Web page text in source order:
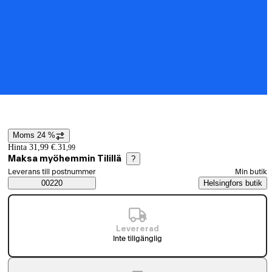
Prisinformation
Moms 24 %
Hinta 31,99 €.31,99
Maksa myöhemmin Tilillä ?
Saatavuustiedot
Välj beställningssätt
Leverans till postnummer
00220
Min butik
Helsingfors butik
Levererad
Inte tillgänglig